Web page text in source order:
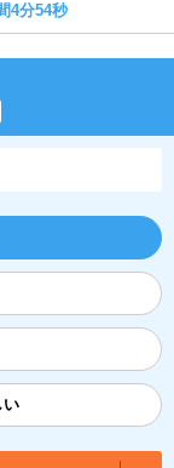
4分54秒
い